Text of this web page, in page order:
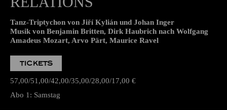
Tanz-Triptychon von Jiří Kylián und Johan Inger
Musik von Benjamin Britten, Dirk Haubrich nach Wolfgang
Amadeus Mozart, Arvo Pärt, Maurice Ravel
TICKETS
57,00 51,00 42,00 35,00 28,00 17,00 €
Abo 1: Samstag